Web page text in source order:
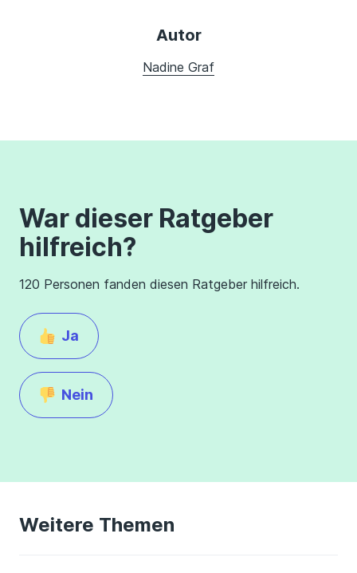
Autor
Nadine Graf
War dieser Ratgeber
hilfreich?
120 Personen fanden diesen Ratgeber hilfreich.
Ja
Nein
Weitere Themen